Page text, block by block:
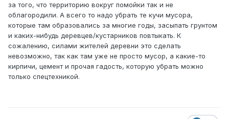
за того, что территорию вокруг помойки так и не
облагородили. А всего то надо убрать те кучи мусора,
которые там образовались за многие годы, засыпать грунтом
и каких-нибудь деревцев/кустарников повтыкать. К
сожалению, силами жителей деревни это сделать
невозможно, так как там уже не просто мусор, а какие-то
кирпичи, цемент и прочая гадость, которую убрать можно
только спецтехникой.